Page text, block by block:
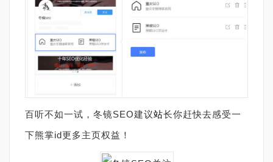
百听不如一试，冬镜SEO建议站长你赶快去感受一
下熊掌id更多主页权益！